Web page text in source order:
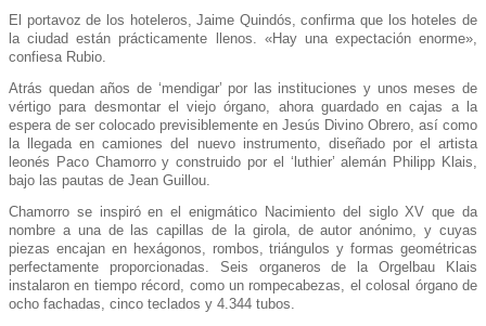
El portavoz de los hoteleros, Jaime Quindós, confirma que los hoteles de
la ciudad están prácticamente llenos. «Hay una expectación enorme»,
confiesa Rubio.
Atrás quedan años de ‘mendigar’ por las instituciones y unos meses de
vértigo para desmontar el viejo órgano, ahora guardado en cajas a la
espera de ser colocado previsiblemente en Jesús Divino Obrero, así como
la llegada en camiones del nuevo instrumento, diseñado por el artista
leonés Paco Chamorro y construido por el ‘luthier’ alemán Philipp Klais,
bajo las pautas de Jean Guillou.
Chamorro se inspiró en el enigmático Nacimiento del siglo XV que da
nombre a una de las capillas de la girola, de autor anónimo, y cuyas
piezas encajan en hexágonos, rombos, triángulos y formas geométricas
perfectamente proporcionadas. Seis organeros de la Orgelbau Klais
instalaron en tiempo récord, como un rompecabezas, el colosal órgano de
ocho fachadas, cinco teclados y 4.344 tubos.